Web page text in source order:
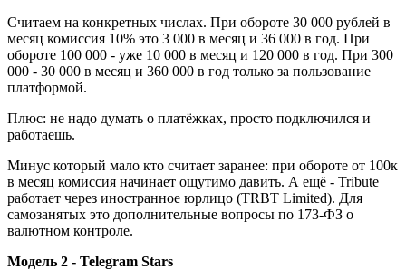
Считаем на конкретных числах. При обороте 30 000 рублей в
месяц комиссия 10% это 3 000 в месяц и 36 000 в год. При
обороте 100 000 - уже 10 000 в месяц и 120 000 в год. При 300
000 - 30 000 в месяц и 360 000 в год только за пользование
платформой.
Плюс: не надо думать о платёжках, просто подключился и
работаешь.
Минус который мало кто считает заранее: при обороте от 100к
в месяц комиссия начинает ощутимо давить. А ещё - Tribute
работает через иностранное юрлицо (TRBT Limited). Для
самозанятых это дополнительные вопросы по 173-ФЗ о
валютном контроле.
Модель 2 - Telegram Stars